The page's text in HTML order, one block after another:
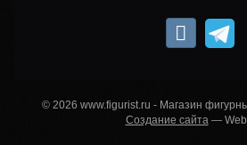
© 2026 www.figurist.ru - Магазин
Создание сайта —